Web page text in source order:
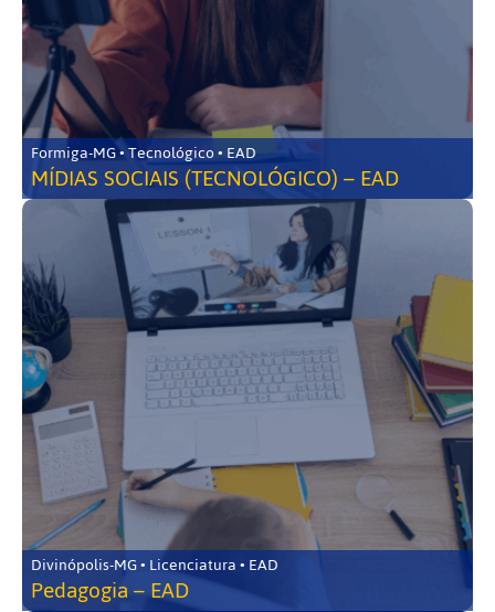
Formiga-MG • Tecnológico • EAD
MÍDIAS SOCIAIS (TECNOLÓGICO) – EAD
Divinópolis-MG • Licenciatura • EAD
Pedagogia – EAD